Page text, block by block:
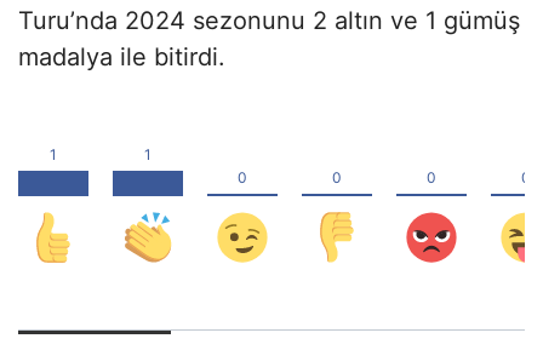
Turu’nda 2024 sezonunu 2 altın ve 1 gümüş
madalya ile bitirdi.